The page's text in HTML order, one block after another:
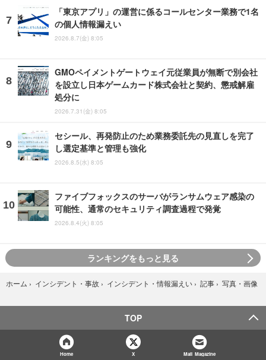
「東京アプリ」の運営に係るコールセンター業務で1名
の個人情報漏えい
2026.8.7(金) 8:05
GMOペイメントゲートウェイ元従業員が無断で別会社
を設立し日本ゲームカード株式会社と契約、懲戒解雇
処分に
2026.7.31(金) 8:05
セシール、再発防止のため業務委託先の見直しを完了
し選定基準と管理も強化
2026.8.5(水) 8:05
ファイブフォックスのサーバがランサムウェア感染の
可能性、通常のセキュリティ調査過程で発覚
2026.8.4(火) 8:05
ランキングをもっと見る
ホーム › インシデント・事故 › インシデント・情報漏えい › 記事 › 写真・画像
TOP
Home X Mail Magazine